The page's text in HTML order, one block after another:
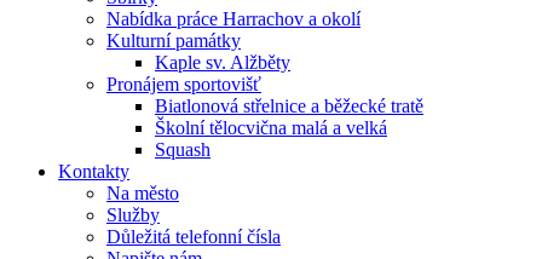
Nabídka práce Harrachov a okolí
Kulturní památky
Kaple sv. Alžběty
Pronájem sportovišť
Biatlonová střelnice a běžecké tratě
Školní tělocvična malá a velká
Squash
Kontakty
Na město
Služby
Důležitá telefonní čísla